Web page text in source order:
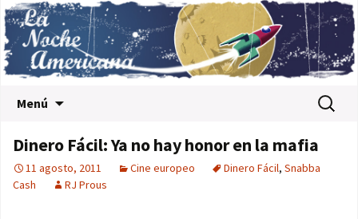
Menú Buscar:
Dinero Fácil: Ya no hay honor en la mafia
11 agosto, 2011 Cine europeo Dinero Fácil, Snabba
Cash
RJ Prous